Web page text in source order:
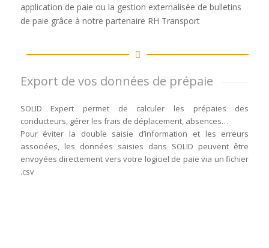
application de paie ou la gestion externalisée de bulletins
de paie grâce à notre partenaire RH Transport
Export de vos données de prépaie
SOLID Expert permet de calculer les prépaies des
conducteurs, gérer les frais de déplacement, absences…
Pour éviter la double saisie d’information et les erreurs
associées, les données saisies dans SOLID peuvent être
envoyées directement vers votre logiciel de paie via un fichier
.csv